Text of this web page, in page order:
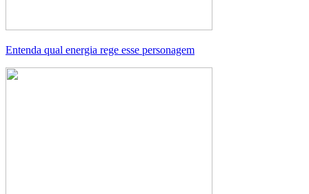
Entenda qual energia rege esse personagem